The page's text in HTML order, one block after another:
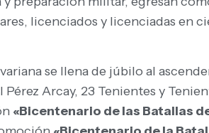
licenciados y licenciadas en
se llena de júbilo al
Arcay, 23 Tenientes y
«Bicentenario de las Batallas